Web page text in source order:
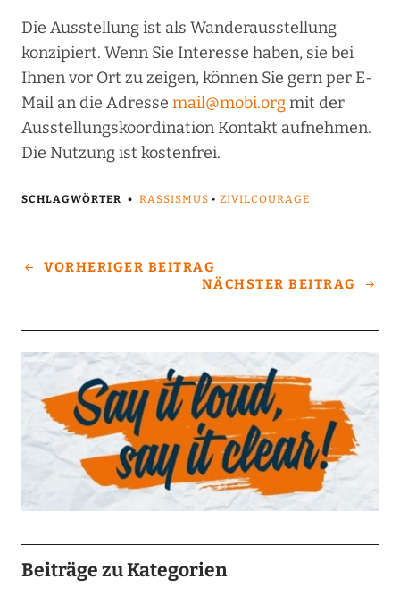
Die Ausstellung ist als Wanderausstellung
konzipiert. Wenn Sie Interesse haben, sie bei
Ihnen vor Ort zu zeigen, können Sie gern per E-
Mail an die Adresse mail@mobi.orgmit der
Ausstellungskoordination Kontakt aufnehmen.
Die Nutzung ist kostenfrei.
SCHLAGWÖRTER RASSISMUS • ZIVILCOURAGE
VORHERIGER BEITRAG
NÄCHSTER BEITRAG
Beiträge zu Kategorien